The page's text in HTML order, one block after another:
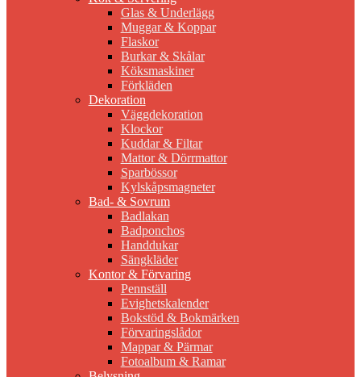
Glas & Underlägg
Muggar & Koppar
Flaskor
Burkar & Skålar
Köksmaskiner
Förkläden
Dekoration
Väggdekoration
Klockor
Kuddar & Filtar
Mattor & Dörrmattor
Sparbössor
Kylskåpsmagneter
Bad- & Sovrum
Badlakan
Badponchos
Handdukar
Sängkläder
Kontor & Förvaring
Pennställ
Evighetskalender
Bokstöd & Bokmärken
Förvaringslådor
Mappar & Pärmar
Fotoalbum & Ramar